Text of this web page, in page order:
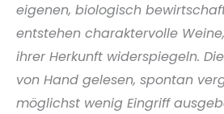
eigenen, biologisch
entstehen charaktervolle
ihrer Herkunft widerspiegeln.
von Hand gelesen, spontan
möglichst wenig Eingriff